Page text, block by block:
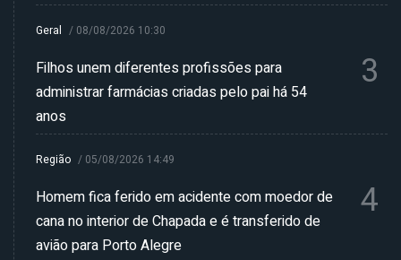
Geral / 08/08/2026 10:30
Filhos unem diferentes profissões para
administrar farmácias criadas pelo pai há 54
anos
3
Região / 05/08/2026 14:49
Homem fica ferido em acidente com moedor de
cana no interior de Chapada e é transferido de
avião para Porto Alegre
4